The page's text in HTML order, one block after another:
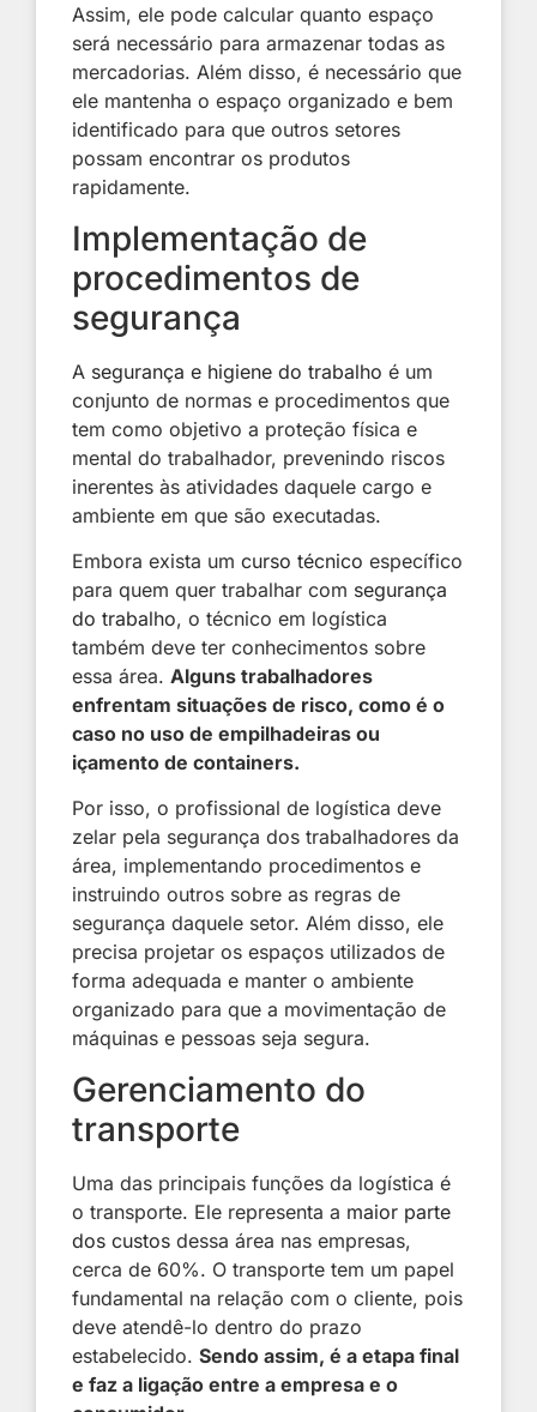
Assim, ele pode calcular quanto espaço
será necessário para armazenar todas as
mercadorias. Além disso, é necessário que
ele mantenha o espaço organizado e bem
identificado para que outros setores
possam encontrar os produtos
rapidamente.
Implementação de
procedimentos de
segurança
A segurança e higiene do trabalho é um
conjunto de normas e procedimentos que
tem como objetivo a proteção física e
mental do trabalhador, prevenindo riscos
inerentes às atividades daquele cargo e
ambiente em que são executadas.
Embora exista umcurso técnico específico
para quem quer trabalhar com segurança
do trabalho, o técnico em logística
também deve ter conhecimentos sobre
essa área.Alguns trabalhadores
enfrentam situações de risco, como é o
caso no uso de empilhadeiras ou
içamento de containers.
Por isso, o profissional de logística deve
zelar pela segurança dos trabalhadores da
área, implementando procedimentos e
instruindo outros sobre as regras de
segurança daquele setor. Além disso, ele
precisa projetar os espaços utilizados de
forma adequada e manter o ambiente
organizado para que a movimentação de
máquinas e pessoas seja segura.
Gerenciamento do
transporte
Uma das principais funções da logística é
o transporte. Ele representa a maior parte
dos custos dessa área nas empresas,
cerca de 60%. O transporte tem um papel
fundamental na relação com o cliente, pois
deve atendê-lo dentro do prazo
estabelecido.Sendo assim, é a etapa final
e faz a ligação entre a empresa e o